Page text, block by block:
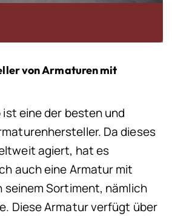
von Armaturen mit
ist eine der besten und
Da dieses
agiert, hat es
auch eine Armatur mit
seinem Sortiment, nämlich
Diese Armatur verfügt über